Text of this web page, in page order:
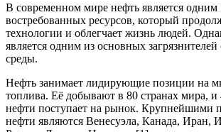
В современном мире нефть является одним
востребованных ресурсов, который
технологии и облегчает жизнь людей.
является одним из основных
среды.
Нефть занимает лидирующие позиции на
топлива. Её добывают в 80 странах мира, и
нефти поступает на рынок. Крупнейшими
нефти являются Венесуэла, Канада, Иран,